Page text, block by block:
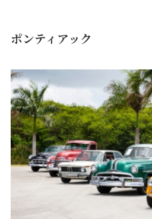
ポンティアック